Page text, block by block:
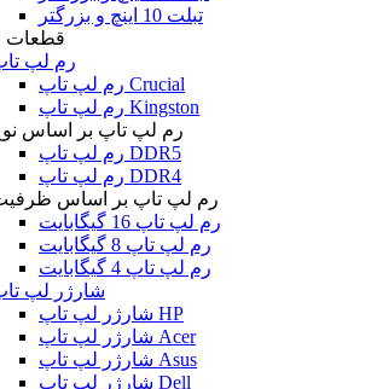
تبلت 10 اینچ و بزرگتر
قطعات
رم لپ
رم لپ تاپ Crucial
رم لپ تاپ Kingston
رم لپ تاپ بر اساس
رم لپ تاپ DDR5
رم لپ تاپ DDR4
رم لپ تاپ بر اساس
رم لپ تاپ 16 گیگابایت
رم لپ تاپ 8 گیگابایت
رم لپ تاپ 4 گیگابایت
شارژر لپ
شارژر لپ تاپ HP
شارژر لپ تاپ Acer
شارژر لپ تاپ Asus
شارژر لپ تاپ Dell